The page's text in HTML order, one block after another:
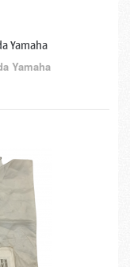
Yamaha
Yamaha